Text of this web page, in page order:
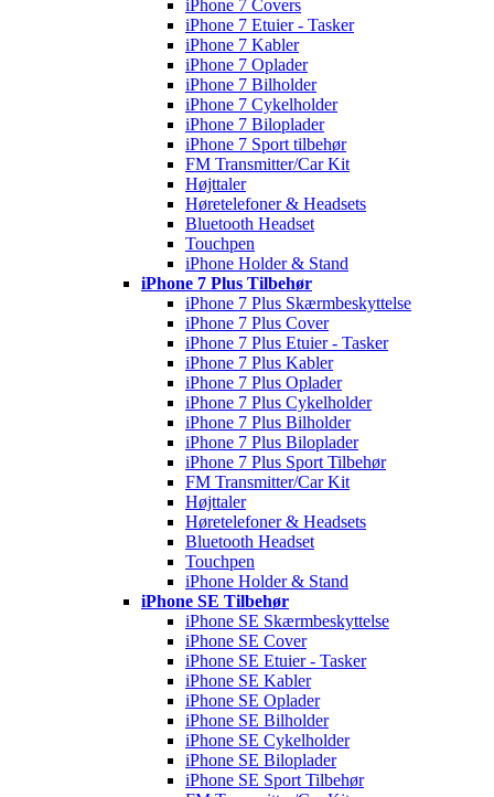
iPhone 7 Covers
iPhone 7 Etuier - Tasker
iPhone 7 Kabler
iPhone 7 Oplader
iPhone 7 Bilholder
iPhone 7 Cykelholder
iPhone 7 Biloplader
iPhone 7 Sport tilbehør
FM Transmitter/Car Kit
Højttaler
Høretelefoner & Headsets
Bluetooth Headset
Touchpen
iPhone Holder & Stand
iPhone 7 Plus Tilbehør
iPhone 7 Plus Skærmbeskyttelse
iPhone 7 Plus Cover
iPhone 7 Plus Etuier - Tasker
iPhone 7 Plus Kabler
iPhone 7 Plus Oplader
iPhone 7 Plus Cykelholder
iPhone 7 Plus Bilholder
iPhone 7 Plus Biloplader
iPhone 7 Plus Sport Tilbehør
FM Transmitter/Car Kit
Højttaler
Høretelefoner & Headsets
Bluetooth Headset
Touchpen
iPhone Holder & Stand
iPhone SE Tilbehør
iPhone SE Skærmbeskyttelse
iPhone SE Cover
iPhone SE Etuier - Tasker
iPhone SE Kabler
iPhone SE Oplader
iPhone SE Bilholder
iPhone SE Cykelholder
iPhone SE Biloplader
iPhone SE Sport Tilbehør